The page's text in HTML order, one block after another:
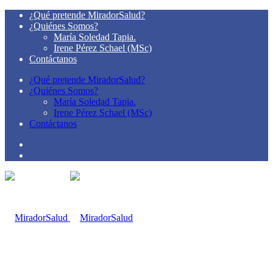
¿Qué pretende MiradorSalud?
¿Quiénes Somos?
María Soledad Tapia.
Irene Pérez Schael (MSc)
Contáctanos
¿Qué pretende MiradorSalud?
¿Quiénes Somos?
María Soledad Tapia.
Irene Pérez Schael (MSc)
Contáctanos